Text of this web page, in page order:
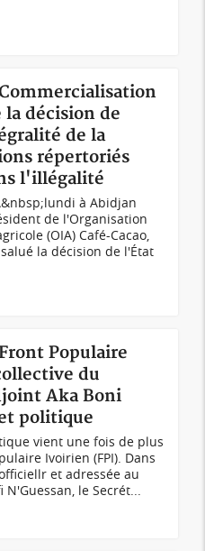
la décision de
de la
répertoriés
l'illégalité
à Abidjan
de l'Organisation
(OIA) Café-Cacao,
la décision de l'État
Populaire
du
Aka Boni
politique
vient une fois de plus
Ivoirien (FPI). Dans
et adressée au
le Secrét...